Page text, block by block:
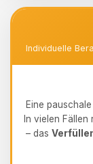
Individuelle
Eine
In vielen
– das